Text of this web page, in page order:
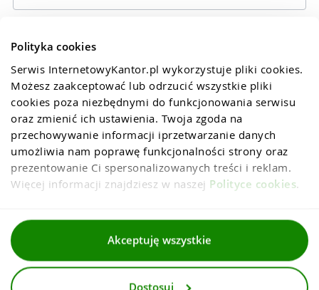
Polityka cookies
Serwis InternetowyKantor.pl wykorzystuje pliki cookies.
Możesz zaakceptować lub odrzucić wszystkie pliki
cookies poza niezbędnymi do funkcjonowania serwisu
oraz zmienić ich ustawienia. Twoja zgoda na
przechowywanie informacji iprzetwarzanie danych
umożliwia nam poprawę funkcjonalności strony oraz
prezentowanie Ci spersonalizowanych treści i reklam.
Więcej informacji znajdziesz w naszej Polityce cookies.
Akceptuję wszystkie
Dostosuj
Regulaminy